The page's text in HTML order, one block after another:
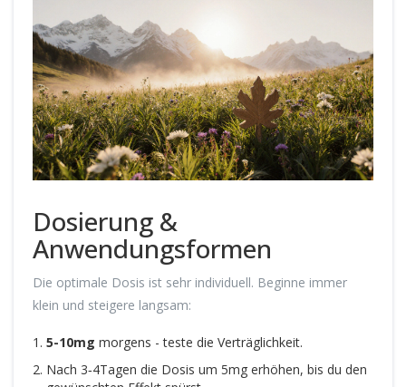
Dosierung &
Anwendungsformen
Die optimale Dosis ist sehr individuell. Beginne immer
klein und steigere langsam:
5-10mg morgens - teste die Verträglichkeit.
Nach 3‑4Tagen die Dosis um 5mg erhöhen, bis du den